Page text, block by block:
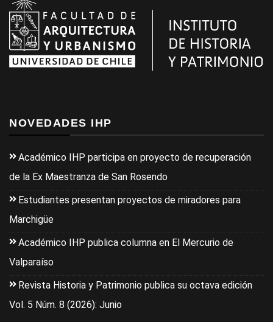
NOVEDADES IHP
Académico IHP participa en proyecto de recuperación
de la Ex Maestranza de San Rosendo
Estudiantes presentan proyectos de miradores para
Marchigüe
Académico IHP publica columna en El Mercurio de
Valparaíso
Revista Historia y Patrimonio publica su octava edición
Vol. 5 Núm. 8 (2026): Junio